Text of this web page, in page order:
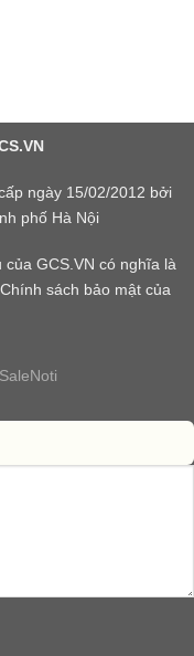
ngày 15/02/2012 bởi
phố Hà Nội
GCS.VN có nghĩa là
sách bảo mật của